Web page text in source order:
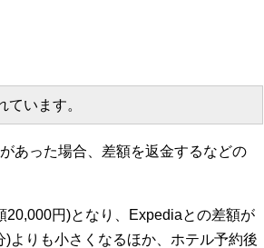
います。
あった場合、差額を返金するなどの
円)となり、Expediaとの差額が
よりも小さくなるほか、ホテル予約後